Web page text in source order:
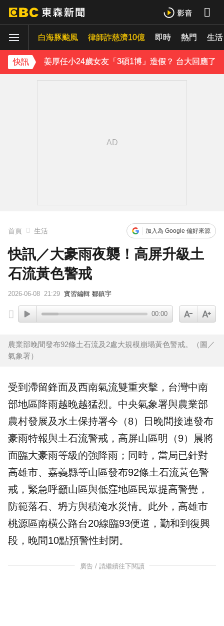
白海豚颱風 律師詐慈濟10億 即時 熱門 生活
快訊
70歲鋼吉他大師湯米德塔莫驟逝 妻淚喊：永遠是我一生摯愛
姜厚任小24歲女友「3碩1博」造假？ 台大回應了
首頁 生活 加入為 Google 偏好來源
快訊／大豪雨夜襲！高屏升級土
石流黃色警戒
2026-06-08 21:29 實習編輯 鄒鎮宇
00:00
農業部晚間發布92條土石流及2處大規模崩塌黃色警戒。（圖／
氣象署）
受到 滯留鋒面及西南氣流雙重夾擊，台灣中南
部地區降雨越晚越猛烈。中央氣象署與農業部
農村發展及水土保持署今（8）日晚間接連發布
豪雨特報與土石流警戒，高屏山區明（9）晨將
面臨大豪雨等級的強降雨；同時，當局已針對
高雄市、嘉義縣等山區發布92條土石流黃色警
戒 ，緊急呼籲山區與低窪地區民眾提高警覺，
防範落石、坍方與積淹水災情。此外，高雄市
桃源區南橫公路台20線臨93便道，勤和到復興
段，晚間10點預警性封閉。
廣告 / 請繼續往下閱讀